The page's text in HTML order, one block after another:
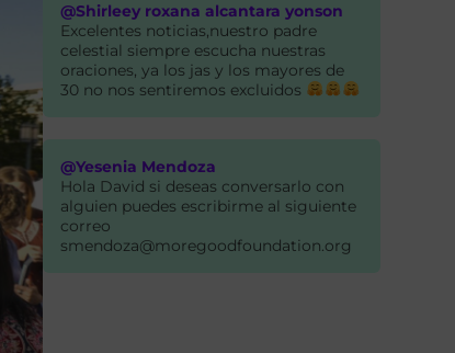
@Shirleey roxana alcantara yonson
Excelentes noticias,nuestro padre
celestial siempre escucha nuestras
oraciones, ya los jas y los mayores de
30 no nos sentiremos excluidos
@Yesenia Mendoza
Hola David si deseas conversarlo con
alguien puedes escribirme al siguiente
correo
smendoza@moregoodfoundation.org